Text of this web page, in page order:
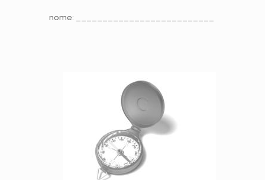
nome: __________________________